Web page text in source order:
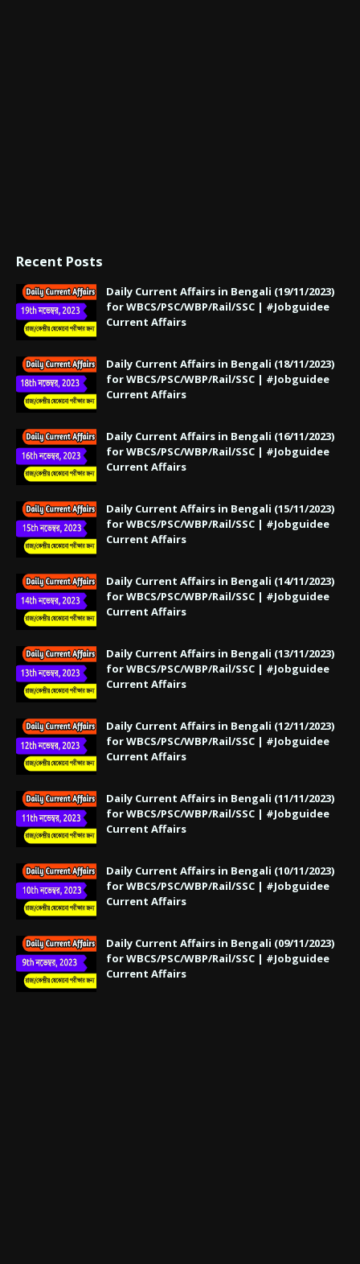
Recent Posts
Daily Current Affairs in Bengali (19/11/2023)
for WBCS/PSC/WBP/Rail/SSC | #Jobguidee
Current Affairs
Daily Current Affairs in Bengali (18/11/2023)
for WBCS/PSC/WBP/Rail/SSC | #Jobguidee
Current Affairs
Daily Current Affairs in Bengali (16/11/2023)
for WBCS/PSC/WBP/Rail/SSC | #Jobguidee
Current Affairs
Daily Current Affairs in Bengali (15/11/2023)
for WBCS/PSC/WBP/Rail/SSC | #Jobguidee
Current Affairs
Daily Current Affairs in Bengali (14/11/2023)
for WBCS/PSC/WBP/Rail/SSC | #Jobguidee
Current Affairs
Daily Current Affairs in Bengali (13/11/2023)
for WBCS/PSC/WBP/Rail/SSC | #Jobguidee
Current Affairs
Daily Current Affairs in Bengali (12/11/2023)
for WBCS/PSC/WBP/Rail/SSC | #Jobguidee
Current Affairs
Daily Current Affairs in Bengali (11/11/2023)
for WBCS/PSC/WBP/Rail/SSC | #Jobguidee
Current Affairs
Daily Current Affairs in Bengali (10/11/2023)
for WBCS/PSC/WBP/Rail/SSC | #Jobguidee
Current Affairs
Daily Current Affairs in Bengali (09/11/2023)
for WBCS/PSC/WBP/Rail/SSC | #Jobguidee
Current Affairs